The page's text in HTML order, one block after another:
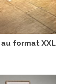
format XXL